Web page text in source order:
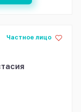
Частное лицо